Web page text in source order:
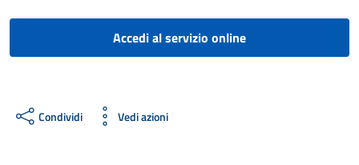
Accedi al servizio online
Condividi Vedi azioni